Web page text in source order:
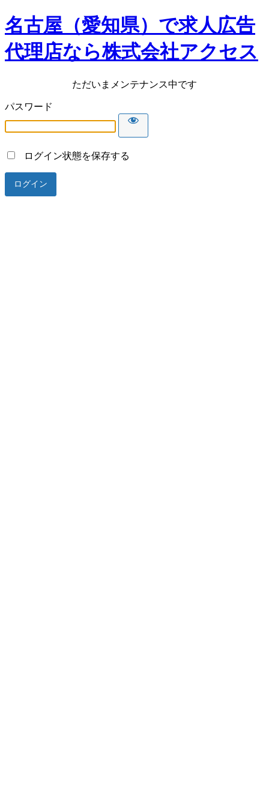
名古屋（愛知県）で求人広告
代理店なら株式会社アクセス
ただいまメンテナンス中です
パスワード
ログイン状態を保存する